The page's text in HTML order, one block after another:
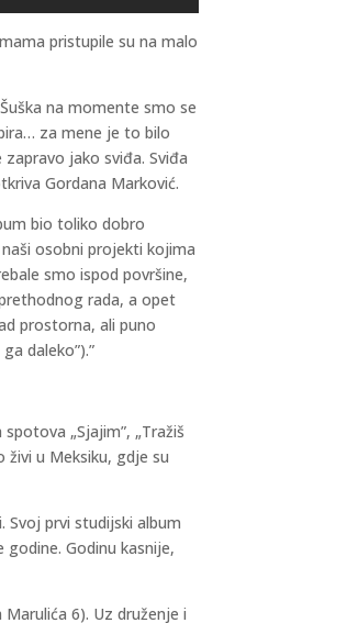
pristupile su na malo
na momente smo se
za mene je to bilo
jako sviđa. Sviđa
Gordana Marković.
bio toliko dobro
osobni projekti kojima
smo ispod površine,
rada, a opet
prostorna, ali puno
daleko”).”
„Sjajim”, „Tražiš
živi u Meksiku, gdje su
Svoj prvi studijski album
Godinu kasnije,
6). Uz druženje i